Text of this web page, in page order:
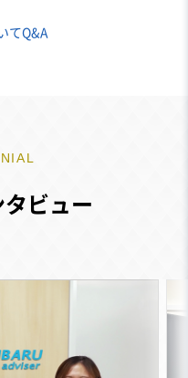
てQ&A
ビュー